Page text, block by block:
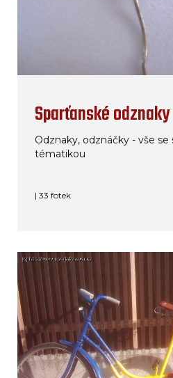
Sparťanské odznaky
Odznaky, odznáčky - vše se
tématikou
| 33 fotek